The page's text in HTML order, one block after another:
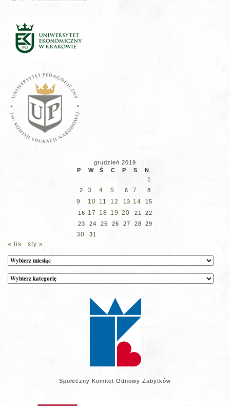
grudzień 2019
P
W Ś C P S
N
1
2
3 4 5 6 7 8
9 10 11 12 13 14
15
16 17 18 19 20 21
22
23
24 25 26 27 28 29
30 31
« lis sty »
Archiwum
Kategorie
wpisów
Społeczny Komitet Odnowy Zabytków